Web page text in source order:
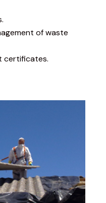
of waste
certificates.